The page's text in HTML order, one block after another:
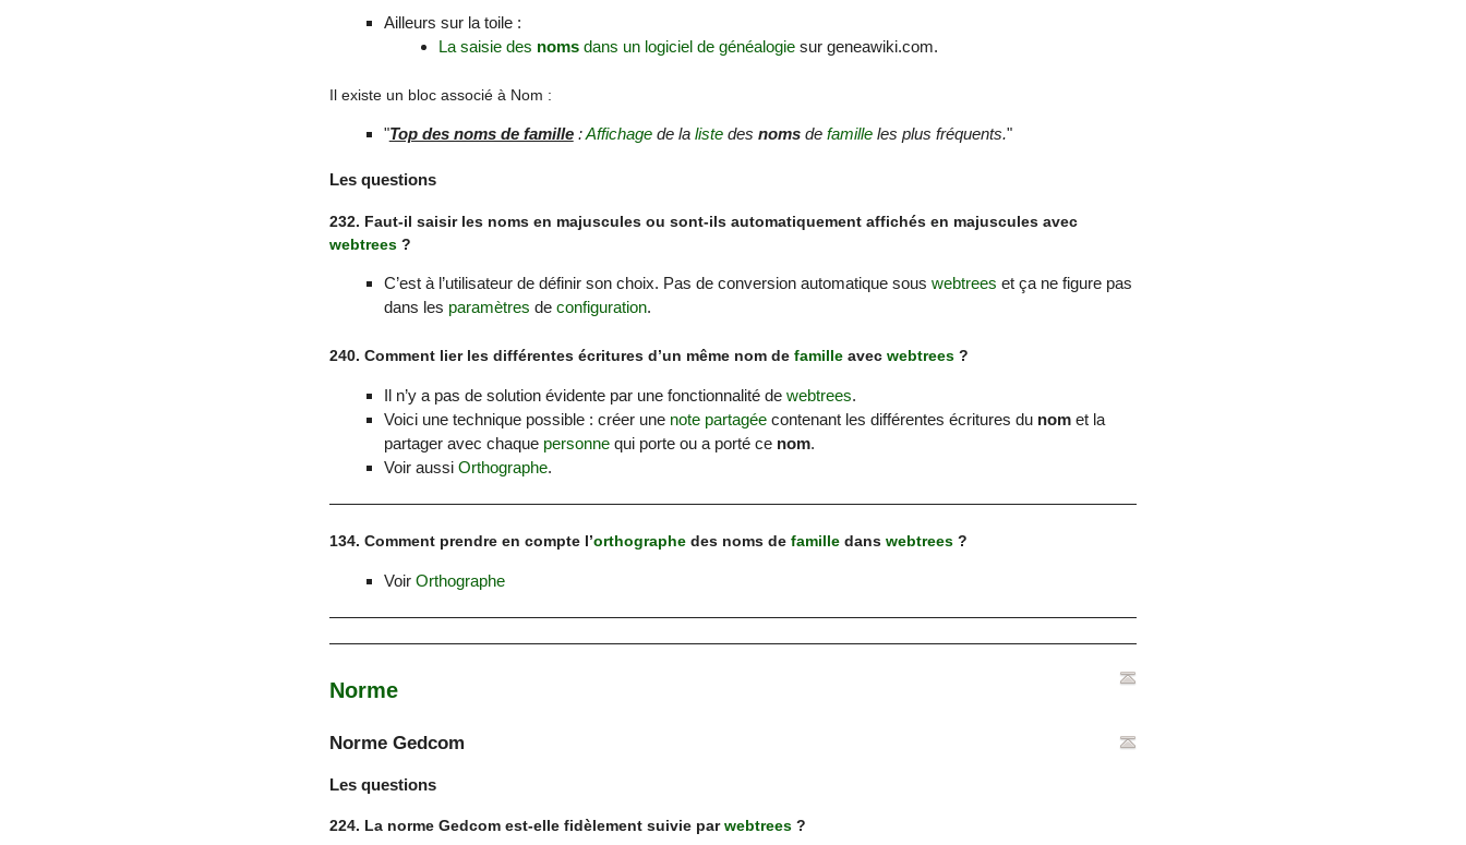
Ailleurs sur la toile :
La saisie des nomsdans un logiciel de généalogiesur geneawiki.com.
Il existe un bloc associé à Nom :
"Top des noms de famille:Affichagede la listedes nomsde familleles plus fréquents."
Les questions
232. Faut-il saisir les noms en majuscules ou sont-ils automatiquement affichés en majuscules avec
webtrees?
C’est à l’utilisateur de définir son choix. Pas de conversion automatique sous webtrees et ça ne figure pas
dans les paramètres de configuration.
240. Comment lier les différentes écritures d’un même nom de familleavec webtrees?
Il n’y a pas de solution évidente par une fonctionnalité de webtrees.
Voici une technique possible : créer une note partagéecontenant les différentes écritures du nomet la
partager avec chaque personnequi porte ou a porté ce nom.
Voir aussi Orthographe.
134. Comment prendre en compte l’orthographedes noms de familledans webtrees?
Voir Orthographe
Norme
Norme Gedcom
Les questions
224. La norme Gedcom est-elle fidèlement suivie parwebtrees?